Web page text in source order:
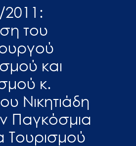
του
και
κ.
Νικητιάδη
Παγκόσμια
Τουρισμού